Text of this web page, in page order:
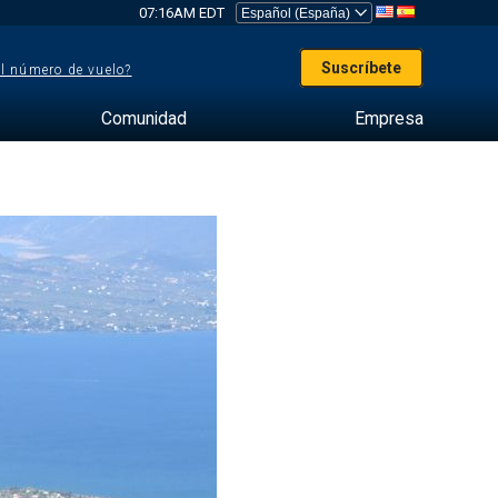
07:16AM EDT
número de vuelo? Suscríbete
Comunidad Empresa